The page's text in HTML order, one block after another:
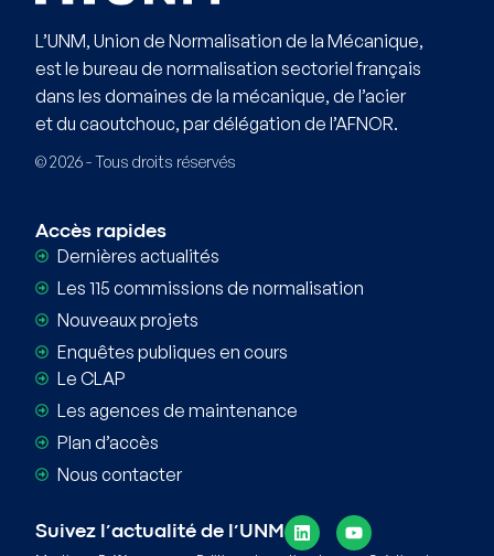
L’UNM, Union de Normalisation de la Mécanique,
est le bureau de normalisation sectoriel français
dans les domaines de la mécanique, de l’acier
et du caoutchouc, par délégation de l’AFNOR.
© 2026 - Tous droits réservés
Accès rapides
Dernières actualités
Les 115 commissions de normalisation
Nouveaux projets
Enquêtes publiques en cours
Le CLAP
Les agences de maintenance
Plan d’accès
Nous contacter
Suivez l’actualité de l’UNM